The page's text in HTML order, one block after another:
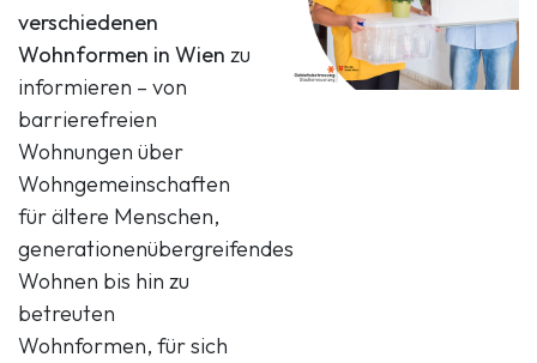
verschiedenen
Wohnformen in Wien zu
informieren – von
barrierefreien
Wohnungen über
Wohngemeinschaften
für ältere Menschen,
generationenübergreifendes
Wohnen bis hin zu
betreuten
Wohnformen, für sich